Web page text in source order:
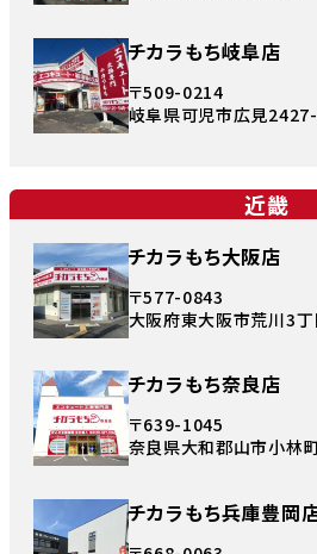
チカラもち岐阜店
〒509-0214
岐阜県可児市広見
近畿
チカラもち大阪店
〒577-0843
大阪府東大阪市荒川3
チカラもち奈良店
〒639-1045
奈良県大和郡山市小林
チカラもち兵庫豊岡